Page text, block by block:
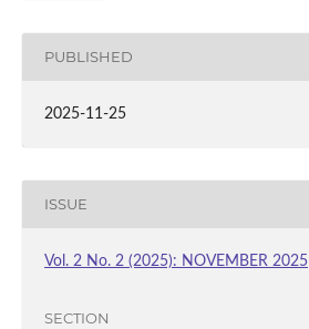
PUBLISHED
2025-11-25
ISSUE
Vol. 2 No. 2 (2025): NOVEMBER 2025
SECTION